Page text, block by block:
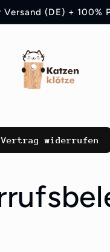
Versand (DE) + 100%
Vertrag widerrufen